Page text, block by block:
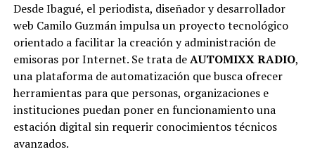
Desde Ibagué, el periodista, diseñador y desarrollador
web Camilo Guzmán impulsa un proyecto tecnológico
orientado a facilitar la creación y administración de
emisoras por Internet. Se trata deAUTOMIXX RADIO,
una plataforma de automatización que busca ofrecer
herramientas para que personas, organizaciones e
instituciones puedan poner en funcionamiento una
estación digital sin requerir conocimientos técnicos
avanzados.